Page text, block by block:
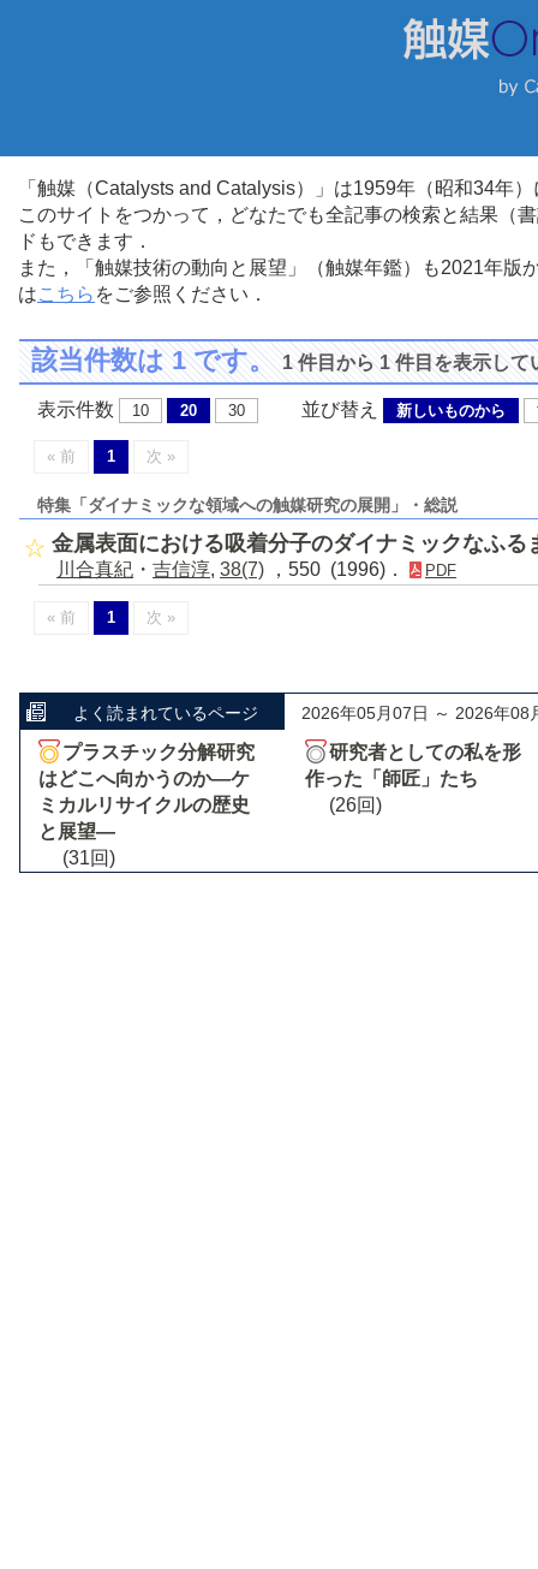
「触媒（Catalysts and Catalysis）」は1959年（昭和34年
このサイトをつかって，どなたでも全記事の検索と結果（
ドもできます．
また，「触媒技術の動向と展望」（触媒年鑑）も2021年
はこちら をご参照ください．
該当件数は 1 です。1 件目から 1 件目を表示して
表示件数 10 20 30 並び替え 新しいものから
« 前 1 次 »
特集「ダイナミックな領域への触媒研究の展開」・総説
金属表面における吸着分子のダイナミックなふる
川合真紀 ・ 吉信淳, 38(7) ，550 (1996)． PDF
« 前 1 次 »
よく読まれているページ 2026年05月07日 ～ 2026年08
プラスチック分解研究
はどこへ向かうのか―ケ
ミカルリサイクルの歴史
と展望―
(31回)
研究者としての私を形
作った「師匠」たち
(26回)